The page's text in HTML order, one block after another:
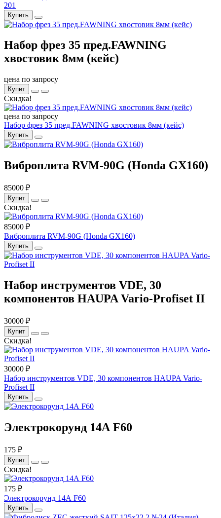
201
Купить
Набор фрез 35 пред.FAWNING
хвостовик 8мм (кейс)
цена по запросу
Купит
Скидка!
цена по запросу
Набор фрез 35 пред.FAWNING хвостовик 8мм (кейс)
Купить
Виброплита RVM-90G (Honda GX160)
85000 ₽
Купит
Скидка!
85000 ₽
Виброплита RVM-90G (Honda GX160)
Купить
Набор инструментов VDE, 30
компонентов HAUPA Vario-Profiset II
30000 ₽
Купит
Скидка!
30000 ₽
Набор инструментов VDE, 30 компонентов HAUPA Vario-
Profiset II
Купить
Электрокорунд 14А F60
175 ₽
Купит
Скидка!
175 ₽
Электрокорунд 14А F60
Купить